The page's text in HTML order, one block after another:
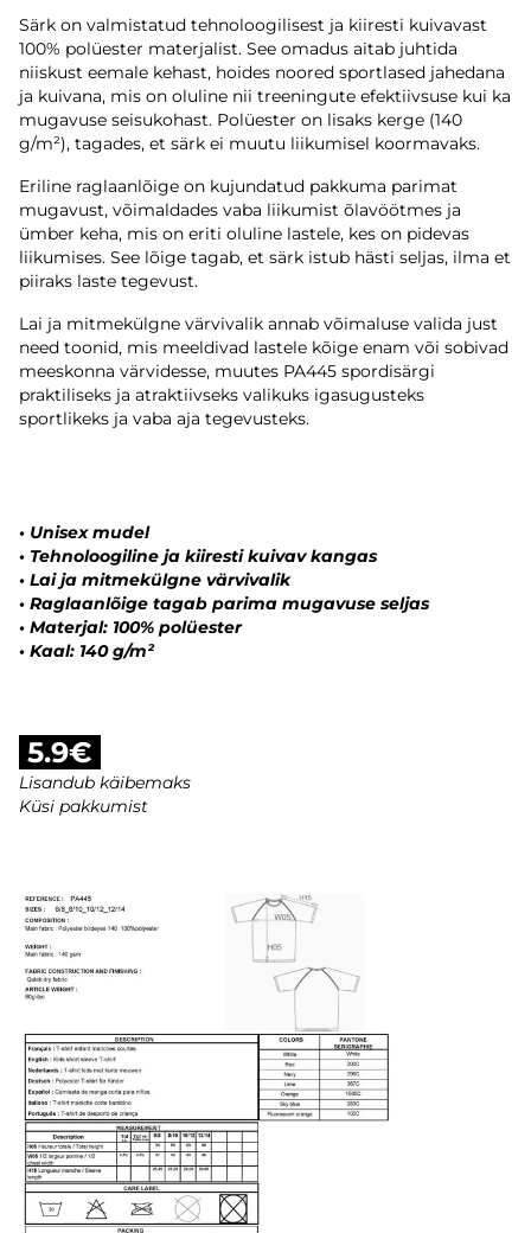
Särk on valmistatud tehnoloogilisest ja kiiresti kuivavast
100% polüester materjalist. See omadus aitab juhtida
niiskust eemale kehast, hoides noored sportlased jahedana
ja kuivana, mis on oluline nii treeningute efektiivsuse kui ka
mugavuse seisukohast. Polüester on lisaks kerge (140
g/m²), tagades, et särk ei muutu liikumisel koormavaks.
Eriline raglaanlõige on kujundatud pakkuma parimat
mugavust, võimaldades vaba liikumist õlavöötmes ja
ümber keha, mis on eriti oluline lastele, kes on pidevas
liikumises. See lõige tagab, et särk istub hästi seljas, ilma et
piiraks laste tegevust.
Lai ja mitmekülgne värvivalik annab võimaluse valida just
need toonid, mis meeldivad lastele kõige enam või sobivad
meeskonna värvidesse, muutes PA445 spordisärgi
praktiliseks ja atraktiivseks valikuks igasugusteks
sportlikeks ja vaba aja tegevusteks.
• Unisex mudel
• Tehnoloogiline ja kiiresti kuivav kangas
• Lai ja mitmekülgne värvivalik
• Raglaanlõige tagab parima mugavuse seljas
• Materjal: 100% polüester
• Kaal: 140 g/m²
5.9€
Lisandub käibemaks
Küsi pakkumist